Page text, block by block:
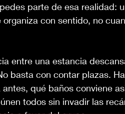
parte de esa realidad:
con sentido, no
entre una estancia
basta con contar plazas.
qué baños conviene
todos sin invadir las